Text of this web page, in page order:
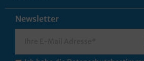
Newsletter